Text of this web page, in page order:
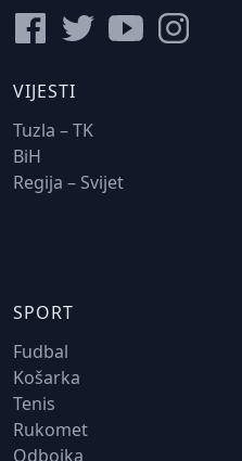
VIJESTI
Tuzla – TK
BiH
Regija – Svijet
SPORT
Fudbal
Košarka
Tenis
Rukomet
Odbojka